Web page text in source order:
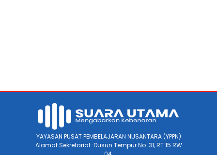
YAYASAN PUSAT PEMBELAJARAN NUSANTARA (YPPN)
Alamat Sekretariat :Dusun Tempur No. 31, RT 15 RW